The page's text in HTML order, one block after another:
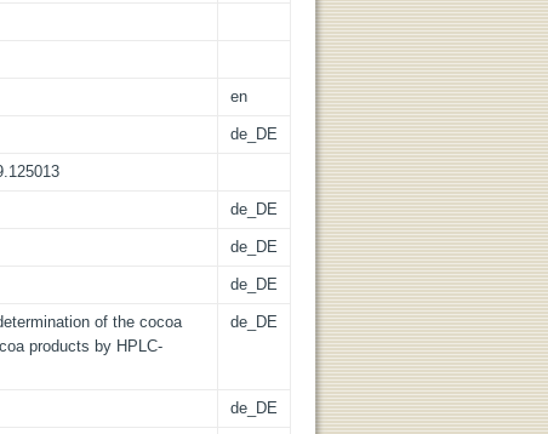
en
de_DE
de_DE
de_DE
de_DE
of the cocoa
products by HPLC-
de_DE
de_DE